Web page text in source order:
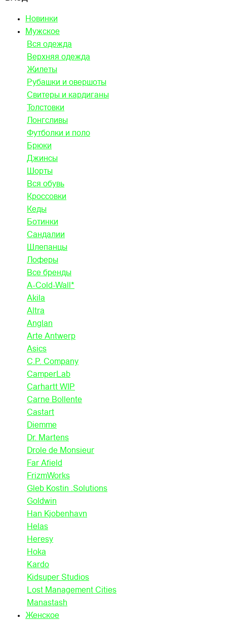
Новинки
Мужское
Вся одежда
Верхняя одежда
Жилеты
Рубашки и овершоты
Свитеры и кардиганы
Толстовки
Лонгсливы
Футболки и поло
Брюки
Джинсы
Шорты
Вся обувь
Кроссовки
Кеды
Ботинки
Сандалии
Шлепанцы
Лоферы
Все бренды
A-Cold-Wall*
Akila
Altra
Anglan
Arte Antwerp
Asics
C.P. Company
CamperLab
Carhartt WIP
Carne Bollente
Castart
Diemme
Dr. Martens
Drole de Monsieur
Far Afield
FrizmWorks
Gleb Kostin .Solutions
Goldwin
Han Kjobenhavn
Helas
Heresy
Hoka
Kardo
Kidsuper Studios
Lost Management Cities
Manastash
Женское